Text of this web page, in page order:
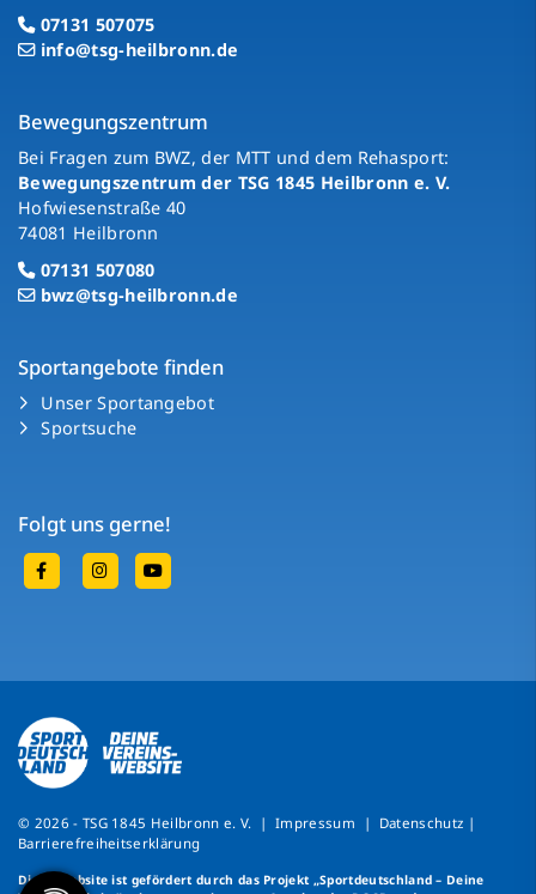
07131 507075
info@tsg-heilbronn.de
Bewegungszentrum
Bei Fragen zum BWZ, der MTT und dem Rehasport:
Bewegungszentrum der TSG 1845 Heilbronn e. V.
Hofwiesenstraße 40
74081 Heilbronn
07131 507080
bwz@tsg-heilbronn.de
Sportangebote finden
Unser Sportangebot
Sportsuche
Folgt uns gerne!
© 2026 - TSG 1845 Heilbronn e. V. |Impressum | Datenschutz |
Barrierefreiheitserklärung
Diese Website ist gefördert durch das Projekt „Sportdeutschland – Deine